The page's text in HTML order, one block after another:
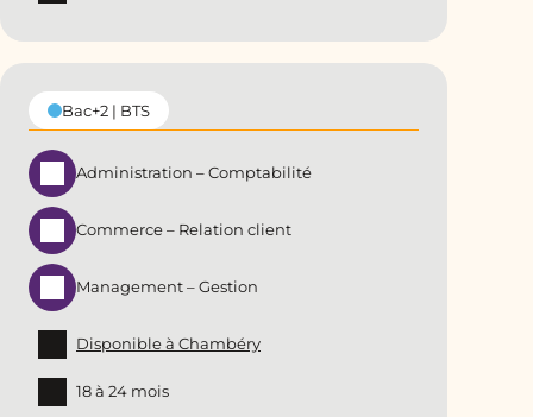
Bac+2 | BTS
Administration – Comptabilité
Commerce – Relation client
Management – Gestion
Disponible à Chambéry
18 à 24 mois